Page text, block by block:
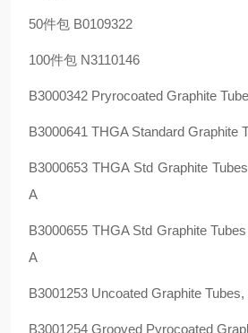
50件包 B0109322
100件包 N3110146
B3000342 Pryrocoated Graphite
B3000641 THGA Standard Graphite
B3000653 THGA Std Graphite
A
B3000655 THGA Std Graphite
A
B3001253 Uncoated Graphite
B3001254 Grooved Pyrocoated